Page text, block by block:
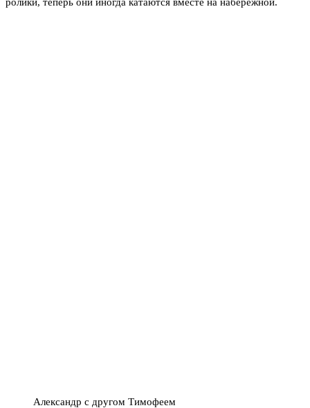
Александр с другом Тимофеем